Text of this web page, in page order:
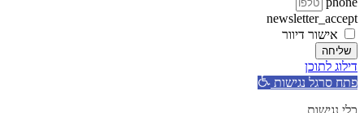
newsletter_accept
אישור דיוור
שליחה
דילוג לתוכן
פתח סרגל נגישות
כלי נגישות